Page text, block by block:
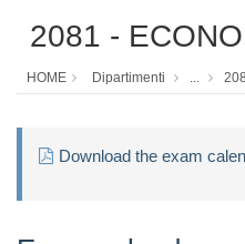
2081 -
HOME Dipartimenti ...
Download the exam